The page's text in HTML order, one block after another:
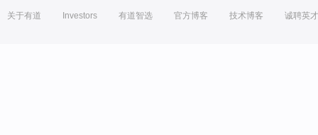
关于有道 Investors 有道智选 官方博客 技术博客 诚聘英才